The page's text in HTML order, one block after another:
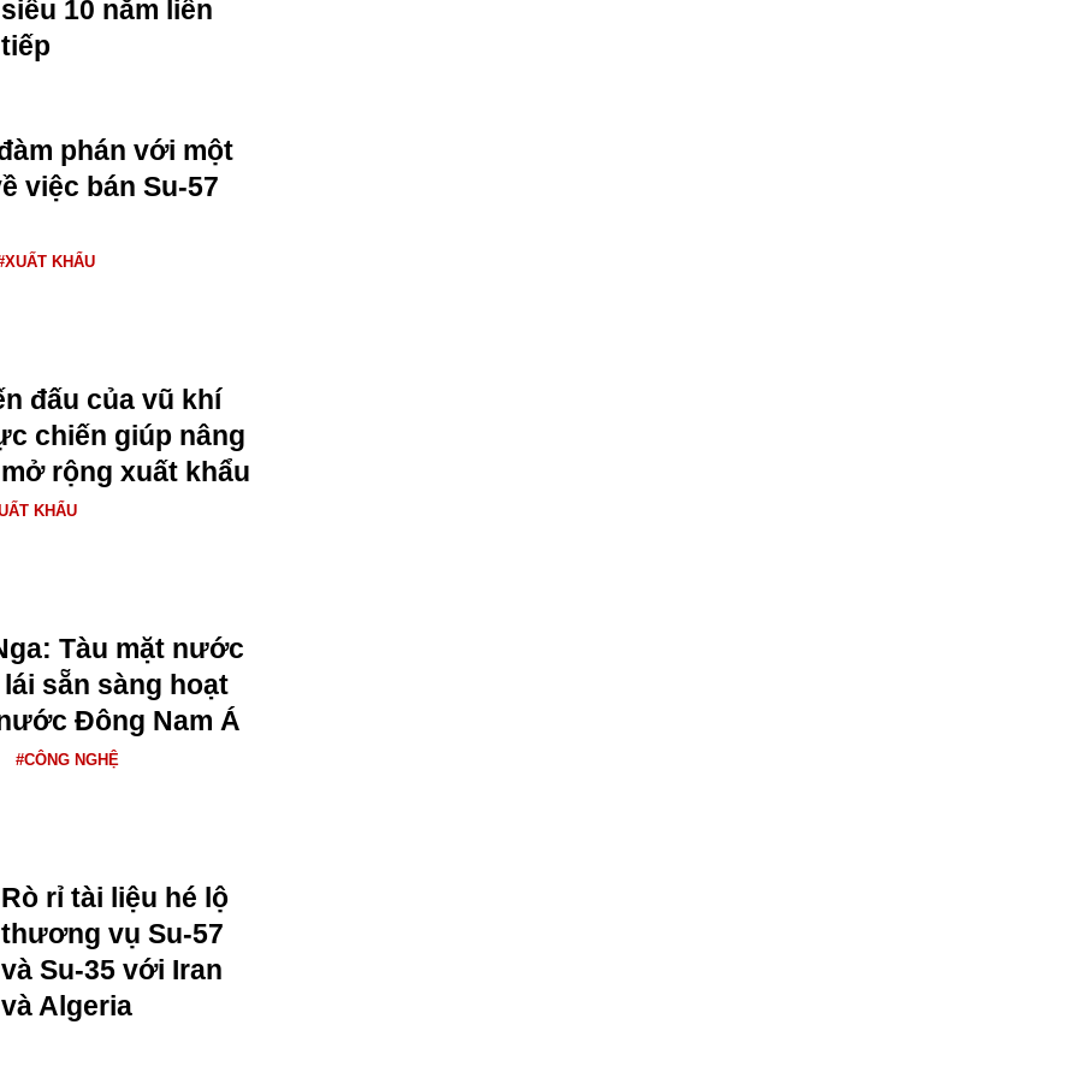
siêu 10 năm liên
tiếp
phán với một
việc bán Su-57
KHẨU
đấu của vũ khí
chiến giúp nâng
rộng xuất khẩu
KHẨU
Tàu mặt nước
sẵn sàng hoạt
Đông Nam Á
#CÔNG NGHỆ
Rò rỉ tài liệu hé lộ
thương vụ Su-57
và Su-35 với Iran
và Algeria